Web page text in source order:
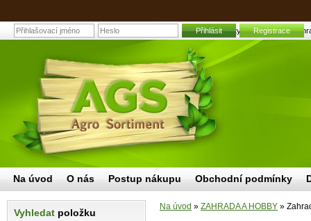
Zahradní plachty, fólie a textilie |
Přihlásit Registrace
Vyhledat položku
Na úvod » ZAHRADA A HOBBY »
Na úvod O nás Postup nákupu Obchodní podmínky